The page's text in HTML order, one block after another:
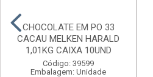
CHOCOLATE EM PO 33
CACAU MELKEN HARALD
1,01KG CAIXA 10UND
Código: 39599
Embalagem: Unidade